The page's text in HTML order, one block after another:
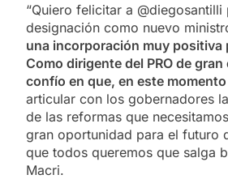
“Quiero felicitar a @diegosantilli
designación como nuevo
una incorporación muy positiva
Como dirigente del PRO de
confío en que, en este
articular con los gobernadores
de las reformas que
gran oportunidad para el futuro
que todos queremos que salga
Macri.